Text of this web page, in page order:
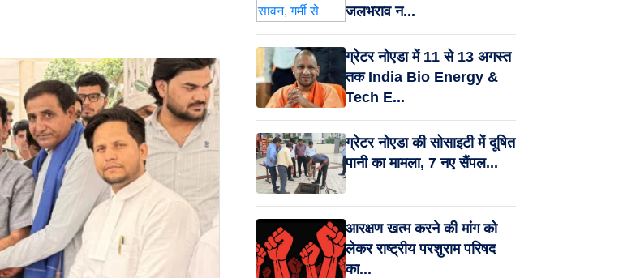
जलभराव न...
ग्रेटर नोएडा में 11 से 13 अगस्त
तक India Bio Energy &
Tech E...
ग्रेटर नोएडा की सोसाइटी में दूषित
पानी का मामला, 7 नए सैंपल...
आरक्षण खत्म करने की मांग को
लेकर राष्ट्रीय परशुराम परिषद
का...